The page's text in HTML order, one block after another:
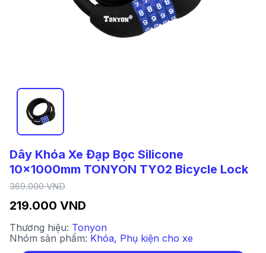
Dây Khóa Xe Đạp Bọc Silicone
10x1000mm TONYON TY02 Bicycle Lock
219.000 VND
369.000 VND
Thương hiệu: Tonyon
Nhóm sản phẩm: Khóa, Phụ kiện cho xe